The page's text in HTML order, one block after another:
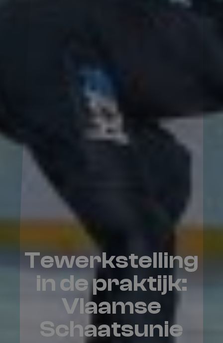
Tewerkstelling
in de praktijk:
Vlaamse
Schaatsunie